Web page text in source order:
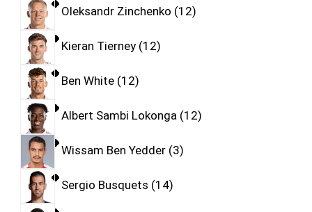
Oleksandr Zinchenko 12
Kieran Tierney 12
Ben White 12
Albert Sambi Lokonga 12
Wissam Ben Yedder 3
Sergio Busquets 14